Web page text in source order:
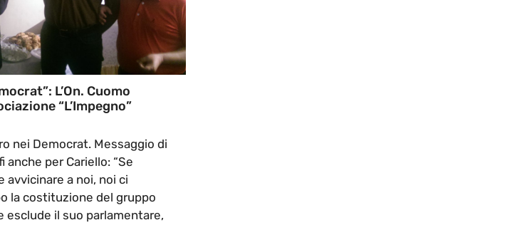
L’On. Cuomo
“L’Impegno”
nei Democrat. Messaggio di
anche per Cariello: “Se
avvicinare a noi, noi ci
la costituzione del gruppo
esclude il suo parlamentare,